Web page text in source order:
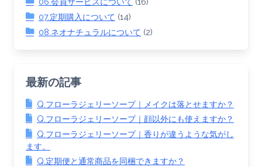
07.定期購入について (14)
08.ネオナチュラルについて (2)
最新の記事
Q.フローラジェリーソープ｜メイクは落とせますか？
Q.フローラジェリーソープ｜顔以外にも使えますか？
Q.フローラジェリーソープ｜香りが違うような気がし
ます。
Q.定期便と通常商品を同梱できますか？